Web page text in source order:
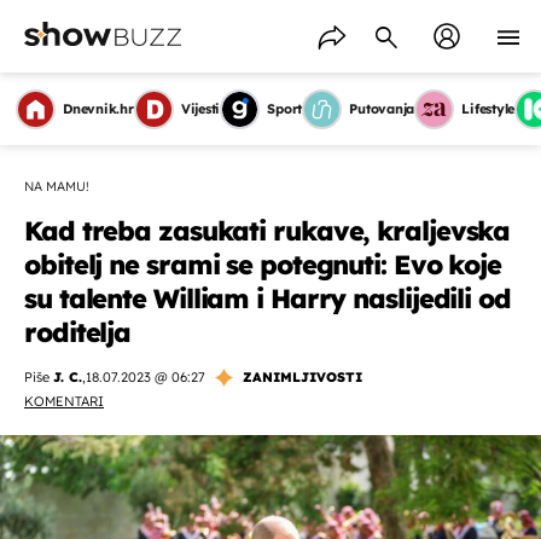
Dnevnik.hr Vijesti Sport Putovanja Lifestyle
NA MAMU!
Kad treba zasukati rukave, kraljevska
obitelj ne srami se potegnuti: Evo koje
su talente William i Harry naslijedili od
roditelja
Piše J. C.,18.07.2023 @ 06:27
ZANIMLJIVOSTI
KOMENTARI
OMOGUĆI OBAVIJESTI